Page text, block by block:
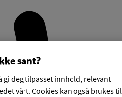
sant?
deg tilpasset innhold, relevant
vårt. Cookies kan også brukes til